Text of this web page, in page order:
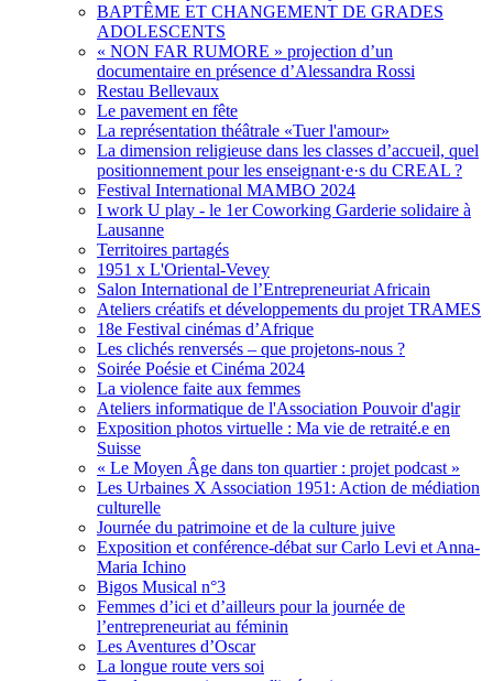
BAPTÊME ET CHANGEMENT DE GRADES
ADOLESCENTS
« NON FAR RUMORE » projection d’un
documentaire en présence d’Alessandra Rossi
Restau Bellevaux
Le pavement en fête
La représentation théâtrale «Tuer l'amour»
La dimension religieuse dans les classes d’accueil, quel
positionnement pour les enseignant·e·s du CREAL ?
Festival International MAMBO 2024
I work U play - le 1er Coworking Garderie solidaire à
Lausanne
Territoires partagés
1951 x L'Oriental-Vevey
Salon International de l’Entrepreneuriat Africain
Ateliers créatifs et développements du projet TRAMES
18e Festival cinémas d’Afrique
Les clichés renversés – que projetons-nous ?
Soirée Poésie et Cinéma 2024
La violence faite aux femmes
Ateliers informatique de l'Association Pouvoir d'agir
Exposition photos virtuelle : Ma vie de retraité.e en
Suisse
« Le Moyen Âge dans ton quartier : projet podcast »
Les Urbaines X Association 1951: Action de médiation
culturelle
Journée du patrimoine et de la culture juive
Exposition et conférence-débat sur Carlo Levi et Anna-
Maria Ichino
Bigos Musical n°3
Femmes d’ici et d’ailleurs pour la journée de
l’entrepreneuriat au féminin
Les Aventures d’Oscar
La longue route vers soi